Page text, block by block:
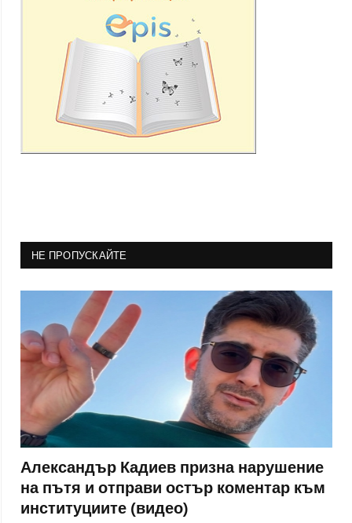
НЕ ПРОПУСКАЙТЕ
Александър Кадиев призна нарушение
на пътя и отправи остър коментар към
институциите (видео)